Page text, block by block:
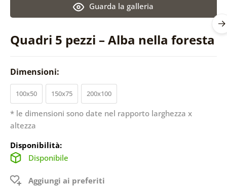
Quadri 5 pezzi – Alba nella foresta
Guarda la galleria
Dimensioni:
100x50 150x75 200x100
* le dimensioni sono date nel rapporto larghezza x
altezza
Disponibilità:
Disponibile
Aggiungi ai preferiti